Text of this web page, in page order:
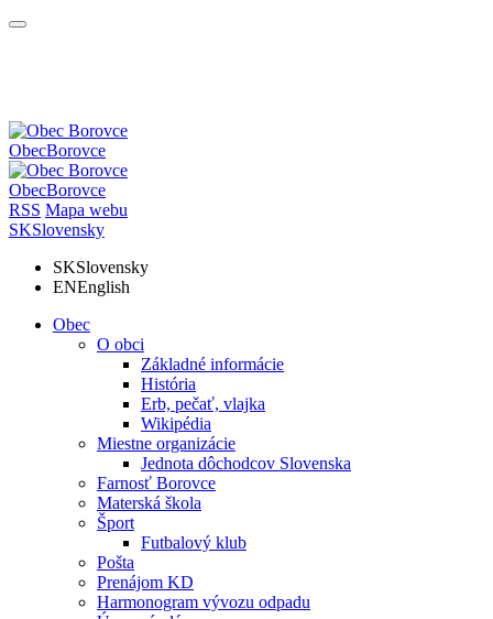
ObecBorovce
ObecBorovce
RSS Mapa webu
SKSlovensky
SKSlovensky
ENEnglish
Obec
O obci
Základné informácie
História
Erb, pečať, vlajka
Wikipédia
Miestne organizácie
Jednota dôchodcov Slovenska
Farnosť Borovce
Materská škola
Šport
Futbalový klub
Pošta
Prenájom KD
Harmonogram vývozu odpadu